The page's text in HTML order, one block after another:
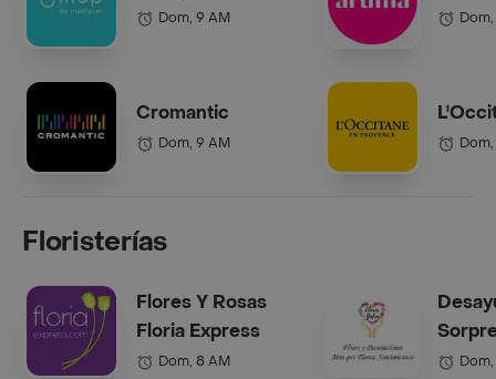
Dom, 9 AM
Cromantic
Dom, 9 AM Dom,
Floristerías
Flores Y Rosas
Floria Express
Dom, 8 AM